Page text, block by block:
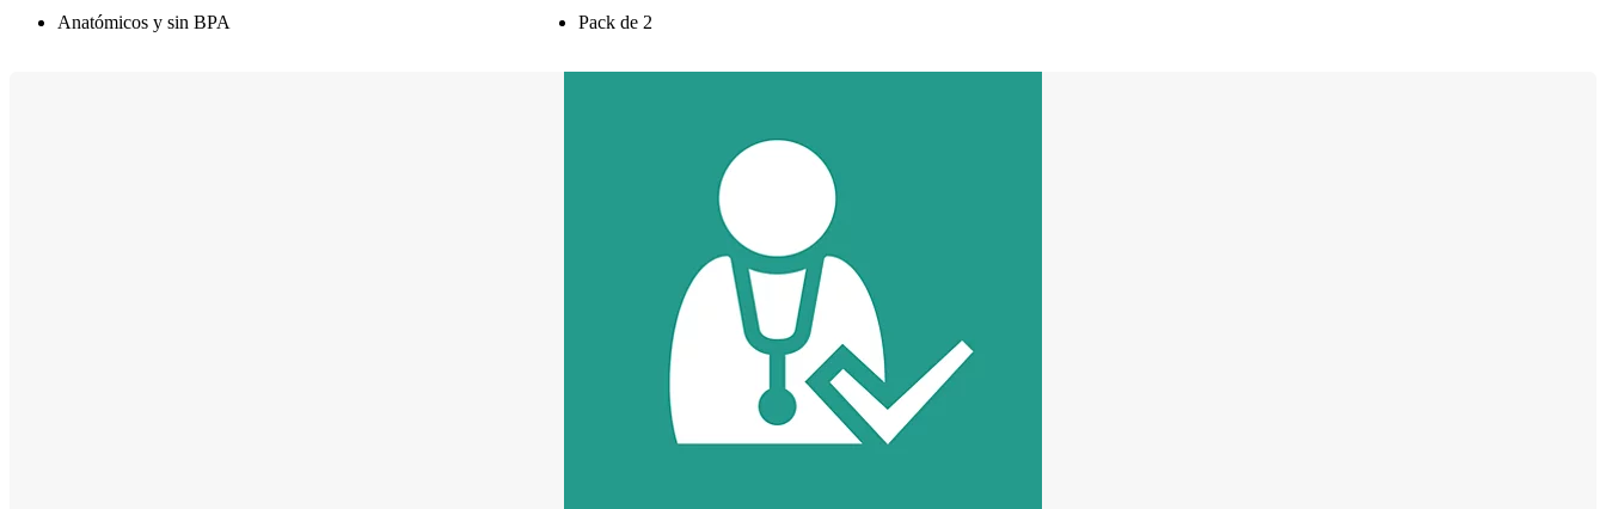
Anatómicos y sin BPA Pack de 2